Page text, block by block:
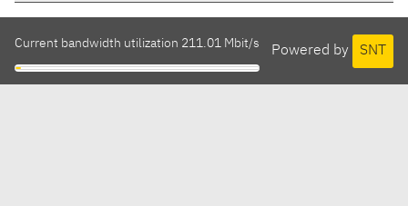
Powered by SNT
Current bandwidth utilization 211.01 Mbit/s